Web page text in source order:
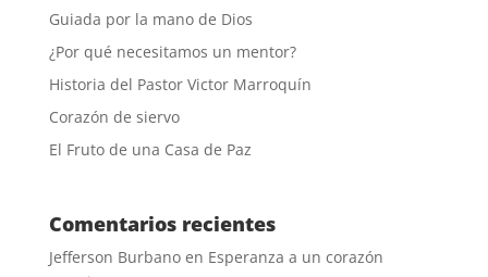
Guiada por la mano de Dios
¿Por qué necesitamos un mentor?
Historia del Pastor Victor Marroquín
Corazón de siervo
El Fruto de una Casa de Paz
Comentarios recientes
Jefferson Burbanoen Esperanza a un corazón